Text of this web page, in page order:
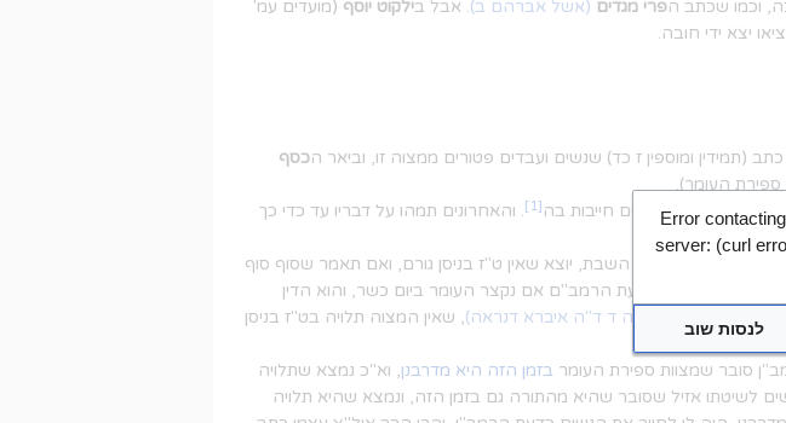
וכמו שכתב הפרי מגדים (אשל אברהם ב). אבל בילקוט יוסף (מועדים עמ'
יצא ידי חובה.
כתב (תמידין ומוספין ז כד) שנשים ועבדים פטורים ממצוה זו, וביאר הכסף
העומר).
הזמן גרמא ושנשים חייבות בה [1]
. והאחרונים תמהו על דבריו עד כדי כך
שיקריבו ממחרת השבת, יוצא שאין ט"ז בניסן גורם, ואם תאמר שסוף סוף
מחמת זה. גם לדעת הרמב"ם אם נקצר העומר ביום כשר, והוא הדין
(מה ד ד"ה איברא דנראה), שאין המצוה תלויה בט"ז בניסן
סובר שמצוות ספירת העומר בזמן הזה היא מדרבנן, וא"כ נמצא שתלויה
לשיטתו אזיל שסובר שהיא מהתורה גם בזמן הזה, ונמצא שהיא תלויה
Error
server: (curl
לנסות שוב